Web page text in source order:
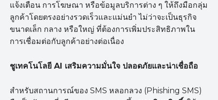
แจ้งเตือน การโฆษณา หรือข้อมูลบริการต่าง ๆ ให้ถึงมือกลุ่ม
ลูกค้าโดยตรงอย่างรวดเร็วและแม่นยำ ไม่ว่าจะเป็นธุรกิจ
ขนาดเล็ก กลาง หรือใหญ่ ที่ต้องการเพิ่มประสิทธิภาพใน
การเชื่อมต่อกับลูกค้าอย่างต่อเนื่อง
ชูเทคโนโลยี AI เสริมความมั่นใจ ปลอดภัยและน่าเชื่อถือ
สำหรับสถานการณ์ของ SMS หลอกลวง (Phishing SMS)